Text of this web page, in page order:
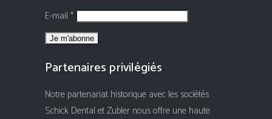
E-mail *
Partenaires privilégiés
Notre partenariat historique avec les sociétés
Schick Dental et Zubler nous offre une haute